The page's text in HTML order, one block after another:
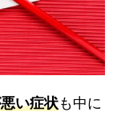
い症状も中に